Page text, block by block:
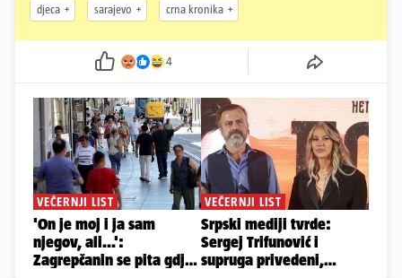
djeca sarajevo crna kronika
4